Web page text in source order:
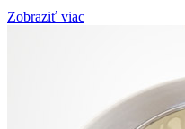
Zobraziť viac